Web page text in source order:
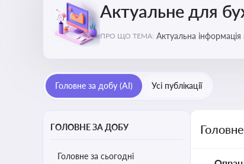
Актуальне для
ПРО ЩО ТЕМА: Актуальна інформація
Головне за добу (AI) Усі публікації
ГОЛОВНЕ ЗА ДОБУ
Головне за сьогодні